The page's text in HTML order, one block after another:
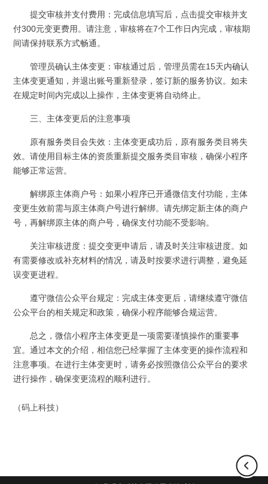
提交审核并支付费用：完成信息填写后，点击提交审核并支
付300元变更费用。请注意，审核将在7个工作日内完成，审核期
间请保持联系方式畅通。
管理员确认主体变更：审核通过后，管理员需在15天内确认
主体变更通知，并退出账号重新登录，签订新的服务协议。如未
在规定时间内完成以上操作，主体变更将自动终止。
三、主体变更后的注意事项
原有服务类目会失效：主体变更成功后，原有服务类目将失
效。请使用目标主体的资质重新提交服务类目审核，确保小程序
能够正常运营。
解绑原主体商户号：如果小程序已开通微信支付功能，主体
变更生效前需与原主体商户号进行解绑。请先绑定新主体的商户
号，再解绑原主体的商户号，确保支付功能不受影响。
关注审核进度：提交变更申请后，请及时关注审核进度。如
有需要修改或补充材料的情况，请及时按要求进行调整，避免延
误变更进程。
遵守微信公众平台规定：完成主体变更后，请继续遵守微信
公众平台的相关规定和政策，确保小程序能够合规运营。
总之，微信小程序主体变更是一项需要谨慎操作的重要事
宜。通过本文的介绍，相信您已经掌握了主体变更的操作流程和
注意事项。在进行主体变更时，请务必按照微信公众平台的要求
进行操作，确保变更流程的顺利进行。
（码上科技）